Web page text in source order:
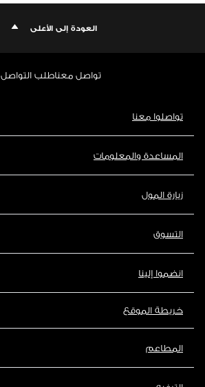
العودة إلى الأعلى
تواصل معناطلب التواصل
تواصلوا معنا
المساعدة والمعلومات
زيارة المول
التسوق
انضموا إلينا
خريطة الموقع
المطاعم